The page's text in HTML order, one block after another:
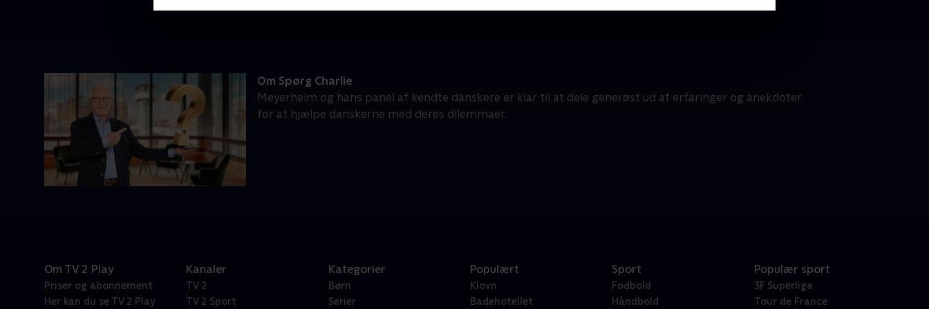
Om Spørg Charlie
Meyerheim og hans panel af kendte danskere er klar til at dele generøst ud af erfaringer og anekdoter
for at hjælpe danskerne med deres dilemmaer.
Om TV 2 Play
Priser og abonnement
Her kan du se TV 2 Play
Kanaler
TV 2
TV 2 Sport
Kategorier
Børn
Serier
Populært
Klovn
Badehotellet
Sport
Fodbold
Håndbold
Populær sport
3F Superliga
Tour de France